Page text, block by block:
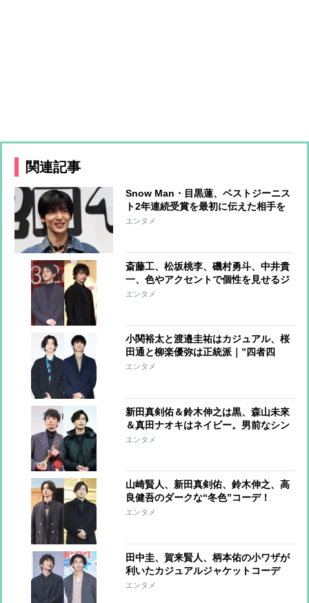
関連記事
Snow Man・目黒蓮、ベストジーニス
ト2年連続受賞を最初に伝えた相手を
告白「喜んでくれていました」
エンタメ
斎藤工、松坂桃李、磯村勇斗、中井貴
一、色やアクセントで個性を見せるジ
ャケットコーデ
エンタメ
小関裕太と渡邉圭祐はカジュアル、桜
田通と柳楽優弥は正統派｜”四者四
様”のジャケットスタイル
エンタメ
新田真剣佑＆鈴木伸之は黒、森山未來
＆真田ナオキはネイビー。男前なシン
プルカラーコーデ
エンタメ
山崎賢人、新田真剣佑、鈴木伸之、高
良健吾のダークな“冬色”コーデ！
エンタメ
田中圭、賀来賢人、柄本佑の小ワザが
利いたカジュアルジャケットコーデ
【ファッションチェック】
エンタメ